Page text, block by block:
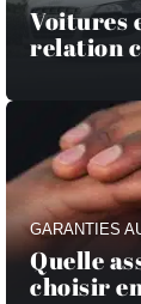
Voitures
relation
GARANTIES
Quelle
choisir